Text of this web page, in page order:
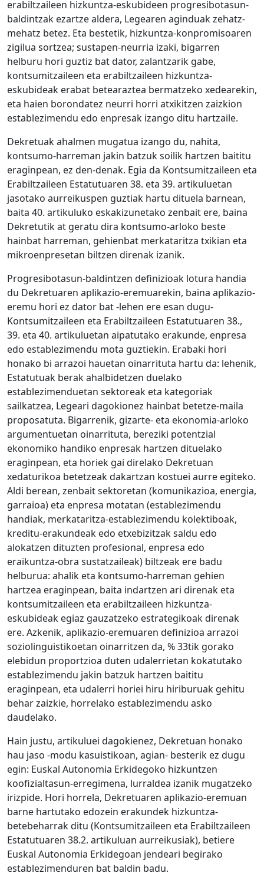
erabiltzaileen hizkuntza-eskubideen progresibotasun-
baldintzak ezartze aldera, Legearen aginduak zehatz-
mehatz betez. Eta bestetik, hizkuntza-konpromisoaren
zigilua sortzea; sustapen-neurria izaki, bigarren
helburu hori guztiz bat dator, zalantzarik gabe,
kontsumitzaileen eta erabiltzaileen hizkuntza-
eskubideak erabat betearaztea bermatzeko xedearekin,
eta haien borondatez neurri horri atxikitzen zaizkion
establezimendu edo enpresak izango ditu hartzaile.
Dekretuak ahalmen mugatua izango du, nahita,
kontsumo-harreman jakin batzuk soilik hartzen baititu
eraginpean, ez den-denak. Egia da Kontsumitzaileen eta
Erabiltzaileen Estatutuaren 38. eta 39. artikuluetan
jasotako aurreikuspen guztiak hartu dituela barnean,
baita 40. artikuluko eskakizunetako zenbait ere, baina
Dekretutik at geratu dira kontsumo-arloko beste
hainbat harreman, gehienbat merkataritza txikian eta
mikroenpresetan biltzen direnak izanik.
Progresibotasun-baldintzen definizioak lotura handia
du Dekretuaren aplikazio-eremuarekin, baina aplikazio-
eremu hori ez dator bat -lehen ere esan dugu-
Kontsumitzaileen eta Erabiltzaileen Estatutuaren 38.,
39. eta 40. artikuluetan aipatutako erakunde, enpresa
edo establezimendu mota guztiekin. Erabaki hori
honako bi arrazoi hauetan oinarrituta hartu da: lehenik,
Estatutuak berak ahalbidetzen duelako
establezimenduetan sektoreak eta kategoriak
sailkatzea, Legeari dagokionez hainbat betetze-maila
proposatuta. Bigarrenik, gizarte- eta ekonomia-arloko
argumentuetan oinarrituta, bereziki potentzial
ekonomiko handiko enpresak hartzen dituelako
eraginpean, eta horiek gai direlako Dekretuan
xedaturikoa betetzeak dakartzan kostuei aurre egiteko.
Aldi berean, zenbait sektoretan (komunikazioa, energia,
garraioa) eta enpresa motatan (establezimendu
handiak, merkataritza-establezimendu kolektiboak,
kreditu-erakundeak edo etxebizitzak saldu edo
alokatzen dituzten profesional, enpresa edo
eraikuntza-obra sustatzaileak) biltzeak ere badu
helburua: ahalik eta kontsumo-harreman gehien
hartzea eraginpean, baita indartzen ari direnak eta
kontsumitzaileen eta erabiltzaileen hizkuntza-
eskubideak egiaz gauzatzeko estrategikoak direnak
ere. Azkenik, aplikazio-eremuaren definizioa arrazoi
soziolinguistikoetan oinarritzen da, % 33tik gorako
elebidun proportzioa duten udalerrietan kokatutako
establezimendu jakin batzuk hartzen baititu
eraginpean, eta udalerri horiei hiru hiriburuak gehitu
behar zaizkie, horrelako establezimendu asko
daudelako.
Hain justu, artikuluei dagokienez, Dekretuan honako
hau jaso -modu kasuistikoan, agian- besterik ez dugu
egin: Euskal Autonomia Erkidegoko hizkuntzen
koofizialtasun-erregimena, lurraldea izanik mugatzeko
irizpide. Hori horrela, Dekretuaren aplikazio-eremuan
barne hartutako edozein erakundek hizkuntza-
betebeharrak ditu (Kontsumitzaileen eta Erabiltzaileen
Estatutuaren 38.2. artikuluan aurreikusiak), betiere
Euskal Autonomia Erkidegoan jendeari begirako
establezimenduren bat baldin badu.